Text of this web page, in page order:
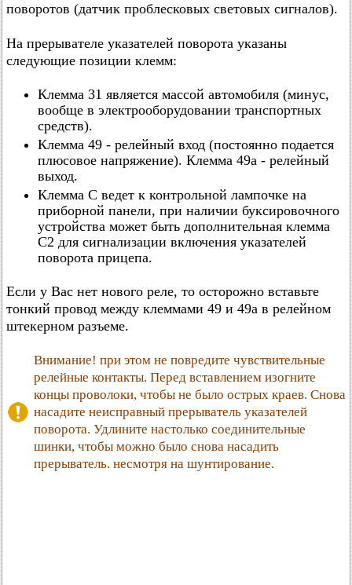
поворотов (датчик проблесковых световых сигналов).
На прерывателе указателей поворота указаны
следующие позиции клемм:
Клемма 31 является массой автомобиля (минус,
вообще в электрооборудовании транспортных
средств).
Клемма 49 - релейный вход (постоянно подается
плюсовое напряжение). Клемма 49а - релейный
выход.
Клемма С ведет к контрольной лампочке на
приборной панели, при наличии буксировочного
устройства может быть дополнительная клемма
С2 для сигнализации включения указателей
поворота прицепа.
Если у Вас нет нового реле, то осторожно вставьте
тонкий провод между клеммами 49 и 49а в релейном
штекерном разъеме.
Внимание! при этом не повредите чувствительные
релейные контакты. Перед вставлением изогните
концы проволоки, чтобы не было острых краев. Снова
насадите неисправный прерыватель указателей
поворота. Удлините настолько соединительные
шинки, чтобы можно было снова насадить
прерыватель. несмотря на шунтирование.